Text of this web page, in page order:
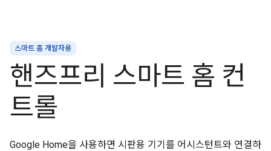
스마트 홈 개발자용
핸즈프리 스마트 홈 컨
트롤
Google Home을 사용하면 시판용 기기를 어시스턴트와 연결하